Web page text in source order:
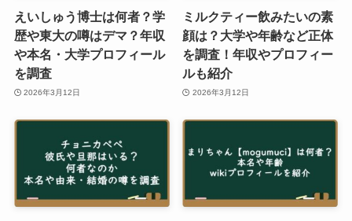
えいしゅう博士は何者？学
歴や東大の噂はデマ？年収
や本名・大学プロフィール
を調査
2026年3月12日
ミルクティー飲みたいの素
顔は？大学や年齢など正体
を調査！年収やプロフィー
ルも紹介
2026年3月12日